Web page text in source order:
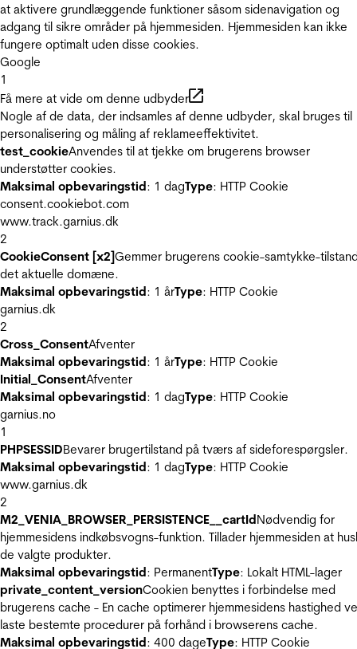
at aktivere grundlæggende funktioner såsom sidenavigation og
adgang til sikre områder på hjemmesiden. Hjemmesiden kan ikke
fungere optimalt uden disse cookies.
Google
1
Få mere at vide om denne udbyder
Nogle af de data, der indsamles af denne udbyder, skal bruges til
personalisering og måling af reklameeffektivitet.
test_cookieAnvendes til at tjekke om brugerens browser
understøtter cookies.
Maksimal opbevaringstid: 1 dagType: HTTP Cookie
consent.cookiebot.com
www.track.garnius.dk
2
CookieConsent [x2]Gemmer brugerens cookie-samtykke-
det aktuelle domæne.
Maksimal opbevaringstid: 1 årType: HTTP Cookie
garnius.dk
2
Cross_ConsentAfventer
Maksimal opbevaringstid: 1 årType: HTTP Cookie
Initial_ConsentAfventer
Maksimal opbevaringstid: 1 dagType: HTTP Cookie
garnius.no
1
PHPSESSIDBevarer brugertilstand på tværs af sideforespørgsler.
Maksimal opbevaringstid: 1 dagType: HTTP Cookie
www.garnius.dk
2
M2_VENIA_BROWSER_PERSISTENCE__cartIdNødvendig for
hjemmesidens indkøbsvogns-funktion. Tillader hjemmesiden at
de valgte produkter.
Maksimal opbevaringstid: PermanentType: Lokalt HTML-lager
private_content_versionCookien benyttes i forbindelse med
brugerens cache - En cache optimerer hjemmesidens hastighed
laste bestemte procedurer på forhånd i browserens cache.
Maksimal opbevaringstid: 400 dageType: HTTP Cookie